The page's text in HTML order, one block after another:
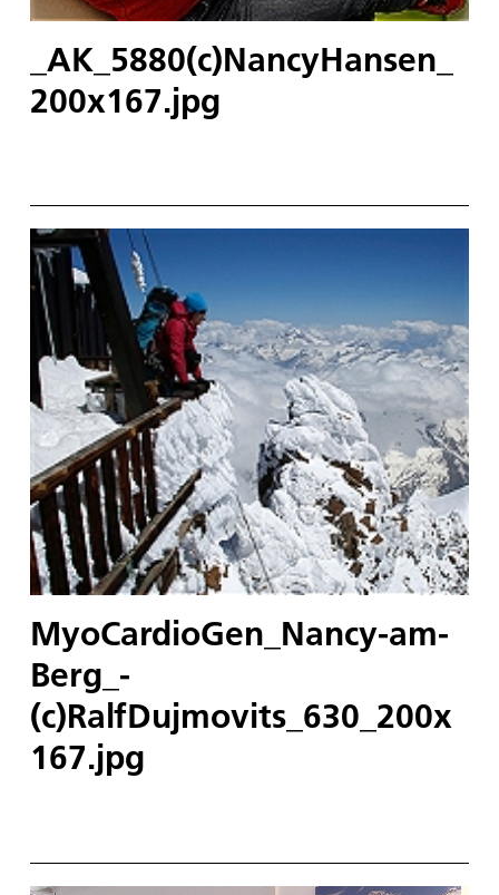
_AK_5880(c)NancyHansen_
200x167.jpg
MyoCardioGen_Nancy-am-
Berg_-
(c)RalfDujmovits_630_200x
167.jpg